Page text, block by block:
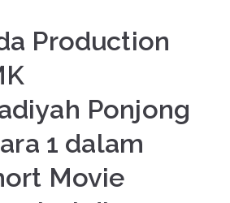
m
Production
Ponjong
1 dalam
Movie